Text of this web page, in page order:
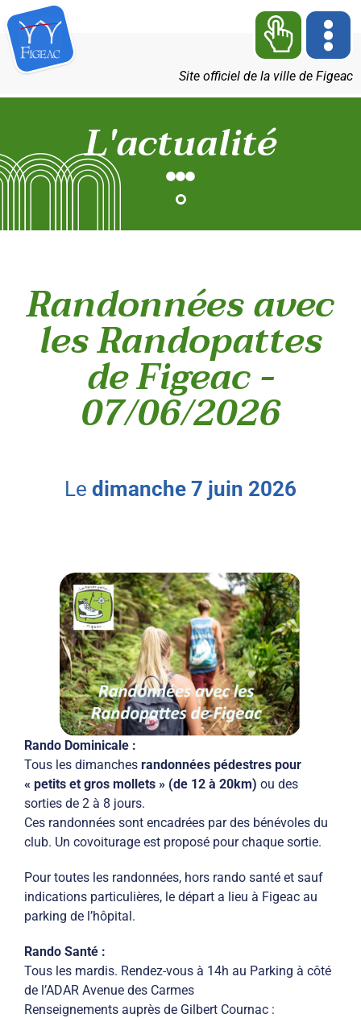
Site officiel de la ville de Figeac
L'actualité
Randonnées avec
les Randopattes
de Figeac -
07/06/2026
le dimanche 7 juin 2026
Rando Dominicale :
Tous les dimanches randonnées pédestres pour
« petits et gros mollets » (de 12 à 20km) ou des
sorties de 2 à 8 jours.
Ces randonnées sont encadrées par des bénévoles du
club. Un covoiturage est proposé pour chaque sortie.
Pour toutes les randonnées, hors rando santé et sauf
indications particulières, le départ a lieu à Figeac au
parking de l’hôpital.
Rando Santé :
Tous les mardis. Rendez-vous à 14h au Parking à côté
de l’ADAR Avenue des Carmes
Renseignements auprès de Gilbert Cournac :